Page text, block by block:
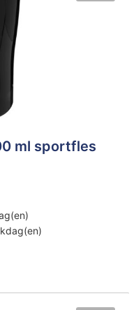
ml sportfles